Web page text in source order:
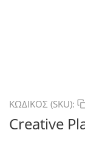
ΚΩΔΙΚΟΣ (SKU):
Creative